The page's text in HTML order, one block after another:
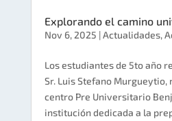
Explorando el camino
Nov 6, 2025 |Actualidades,
Los estudiantes de 5to año
Sr. Luis Stefano
centro Pre Universitario
institución dedicada a la